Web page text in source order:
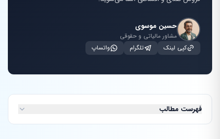
حسین موسوی
مشاور مالیاتی و حقوقی
کپی لینک
تلگرام واتساپ
فهرست مطالب